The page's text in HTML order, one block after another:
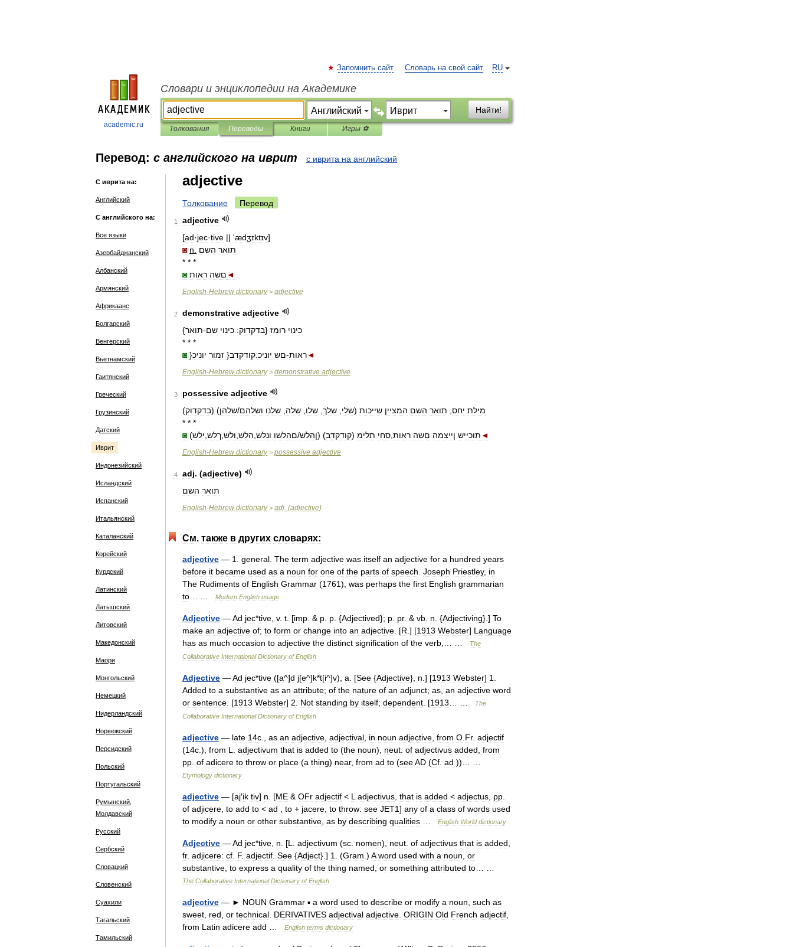
academic.ru
RU
Запомнить сайт Словарь на свой сайт
Словари и энциклопедии на Академике
Найти!
Толкования Переводы Книги Игры ⚽
Перевод: с английского на иврит с иврита на английский
С иврита на:
Английский
С английского на:
Все языки
Азербайджанский
Албанский
Армянский
Африкаанс
Болгарский
Венгерский
Вьетнамский
Гаитянский
Греческий
Грузинский
Датский
Иврит
Индонезийский
Исландский
Испанский
Итальянский
Каталанский
Корейский
Курдский
Латинский
Латышский
Литовский
Македонский
Маори
Монгольский
Немецкий
Нидерландский
Норвежский
Персидский
Польский
Португальский
Румынский,
Молдавский
Русский
Сербский
Словацкий
Словенский
Суахили
Тагальский
Тамильский
adjective
Толкование Перевод
1
adjective
[ad·jec·tive || 'ædʒɪktɪv]
◙ n תואר השם
* * *
◙
םשה ראות ◄
English-Hebrew dictionary> adjective
2 demonstrative adjective
כינוי רומז {בדקדוק: כינוי שם-תואר}
* * *
◙ } ראות-םש יוניכ:קודקדב{ זמור יוניכ ◄
English-Hebrew dictionary> demonstrative adjective
3 possessive adjective
(בדקדוק) מילת יחס תואר השם המציין שייכות (שלי שלך שלו שלה שלנו ושלהם/שלהן)
* * *
◙ ( ןהלש/םהלשו ונלש הלש ולש ךלש ילש ) תוכייש ןייצמה םשה ראות סחי תלימ (קודקדב) ◄
English-Hebrew dictionary> possessive adjective
4 adj. (adjective)
תואר השם
English-Hebrew dictionary> adj. (adjective)
См. также в других словарях:
adjective — 1 general The term adjective was itself an adjective for a hundred years
before it became used as a noun for one of the parts of speech Joseph Priestley, in
The Rudiments of English Grammar (1761), was perhaps the first English grammarian
to
Modern English usage
Adjective —Ad jec*tive v. t . [imp . & p p . {Adjectived}; p pr. & vb n . {Adjectiving}.] To
make an adjective of; to form or change into an adjective . [R .] [1913 Webster] Language
has as much occasion to adjective the distinct signification of the verb
The
Collaborative International Dictionary of English
Adjective —Ad jec*tive ([a^]d j[e^]k*t[i^]v), a . [See {Adjective}, n .] [1913 Webster] 1
Added to a substantive as an attribute; of the nature of an adjunct; as an adjective word
or sentence . [1913 Webster] 2 Not standing by itself; dependent . [1913
The
Collaborative International Dictionary of English
adjective — late 14c as an adjective adjectival in noun adjective from O Fr. adjectif
(14c .), from L adjectivum that is added to (the noun), neut of adjectivus added from
pp of adicere to throw or place (a thing) near, from ad to (seeAD (Cf ad ))… …
Etymology dictionary
adjective — [aj′ik tiv] n . [ME & OFr adjectif < L adjectivus that is added < adjectus pp
of adjicere to add to < ad to + jacere to throw: see JET1] any of a class of words used
to modify a noun or other substantive as by describing qualities English World dictionary
Adjective —Ad jec*tive n . [L adjectivum (sc nomen), neut of adjectivus that is added
fr. adjicere: cf F. adjectif See {Adject}.] 1 . (Gram .) A word used with a noun or
substantive to express a quality of the thing named or something attributed to
The Collaborative International Dictionary of English
adjective — ► NOUN Grammar ▪ a word used to describe or modify a noun such as
sweet red or technical DERIVATIVES adjectival adjective ORIGIN Old French adjectif
from Latin adicere add English terms dictionary